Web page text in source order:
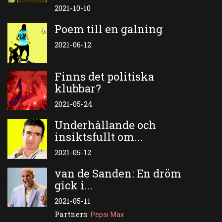
2021-10-10
Poem till en galning
2021-06-12
Finns det politiska
klubbar?
2021-05-24
Underhållande och
insiktsfullt om...
2021-05-12
van de Sanden: En dröm
gick i...
2021-05-11
Partners: Pepsi Max